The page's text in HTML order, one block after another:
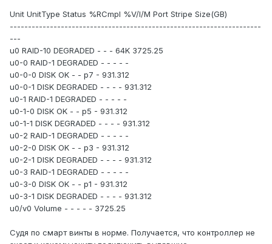
Unit UnitType Status %RCmpl %V/I/M Port Stripe Size(GB)
---------------------------------------------------------------------
---
u0 RAID-10 DEGRADED - - - 64K 3725.25
u0-0 RAID-1 DEGRADED - - - - -
u0-0-0 DISK OK - - p7 - 931.312
u0-0-1 DISK DEGRADED - - - - 931.312
u0-1 RAID-1 DEGRADED - - - - -
u0-1-0 DISK OK - - p5 - 931.312
u0-1-1 DISK DEGRADED - - - - 931.312
u0-2 RAID-1 DEGRADED - - - - -
u0-2-0 DISK OK - - p3 - 931.312
u0-2-1 DISK DEGRADED - - - - 931.312
u0-3 RAID-1 DEGRADED - - - - -
u0-3-0 DISK OK - - p1 - 931.312
u0-3-1 DISK DEGRADED - - - - 931.312
u0/v0 Volume - - - - - 3725.25
Судя по смарт винты в норме. Получается, что контроллер не